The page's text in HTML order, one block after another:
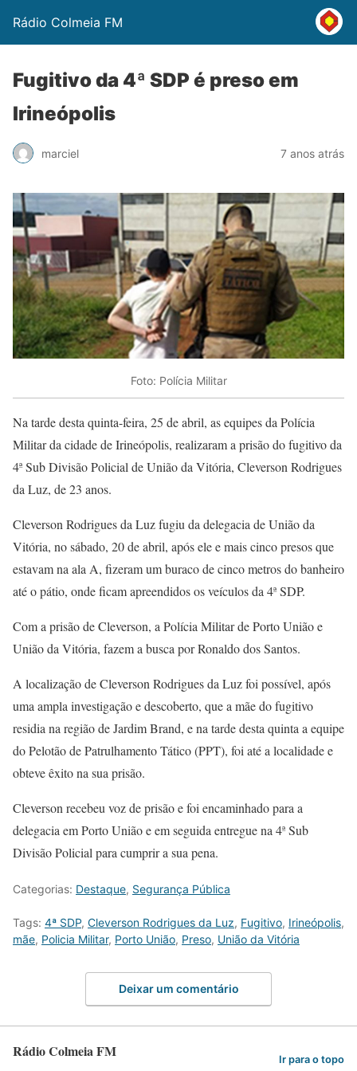
Rádio Colmeia FM
Fugitivo da 4ª SDP é preso em
Irineópolis
marciel 7 anos atrás
Foto: Polícia Militar
Na tarde desta quinta-feira, 25 de abril, as equipes da Polícia
Militar da cidade de Irineópolis, realizaram a prisão do fugitivo da
4ª Sub Divisão Policial de União da Vitória, Cleverson Rodrigues
da Luz, de 23 anos.
Cleverson Rodrigues da Luz fugiu da delegacia de União da
Vitória, no sábado, 20 de abril, após ele e mais cinco presos que
estavam na ala A, fizeram um buraco de cinco metros do banheiro
até o pátio, onde ficam apreendidos os veículos da 4ª SDP.
Com a prisão de Cleverson, a Polícia Militar de Porto União e
União da Vitória, fazem a busca por Ronaldo dos Santos.
A localização de Cleverson Rodrigues da Luz foi possível, após
uma ampla investigação e descoberto, que a mãe do fugitivo
residia na região de Jardim Brand, e na tarde desta quinta a equipe
do Pelotão de Patrulhamento Tático (PPT), foi até a localidade e
obteve êxito na sua prisão.
Cleverson recebeu voz de prisão e foi encaminhado para a
delegacia em Porto União e em seguida entregue na 4ª Sub
Divisão Policial para cumprir a sua pena.
Categorias: Destaque, Segurança Pública
Tags: 4ª SDP, Cleverson Rodrigues da Luz, Fugitivo, Irineópolis,
mãe, Policia Militar, Porto União, Preso, União da Vitória
Deixar um comentário
Rádio Colmeia FM Ir para o topo